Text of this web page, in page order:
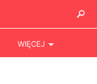
WIĘCEJ